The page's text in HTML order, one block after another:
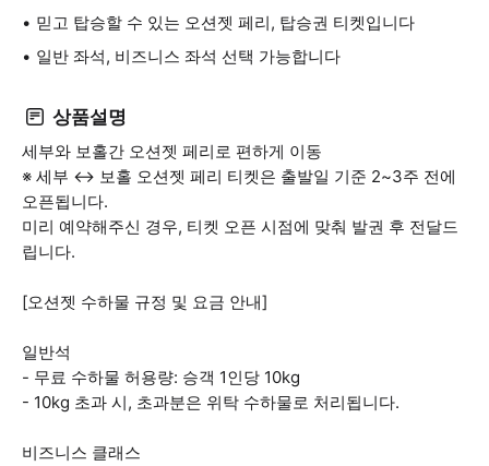
믿고 탑승할 수 있는 오션젯 페리, 탑승권 티켓입니다
일반 좌석, 비즈니스 좌석 선택 가능합니다
상품설명
세부와 보홀간 오션젯 페리로 편하게 이동
※ 세부 ↔ 보홀 오션젯 페리 티켓은 출발일 기준 2~3주 전에
오픈됩니다.
미리 예약해주신 경우, 티켓 오픈 시점에 맞춰 발권 후 전달드
립니다.
[오션젯 수하물 규정 및 요금 안내]
일반석
- 무료 수하물 허용량: 승객 1인당 10kg
- 10kg 초과 시, 초과분은 위탁 수하물로 처리됩니다.
비즈니스 클래스